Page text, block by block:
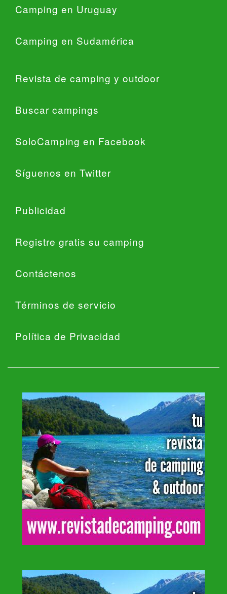
Camping en Uruguay
Camping en Sudamérica
Revista de camping y outdoor
Buscar campings
SoloCamping en Facebook
Síguenos en Twitter
Publicidad
Registre gratis su camping
Contáctenos
Términos de servicio
Política de Privacidad